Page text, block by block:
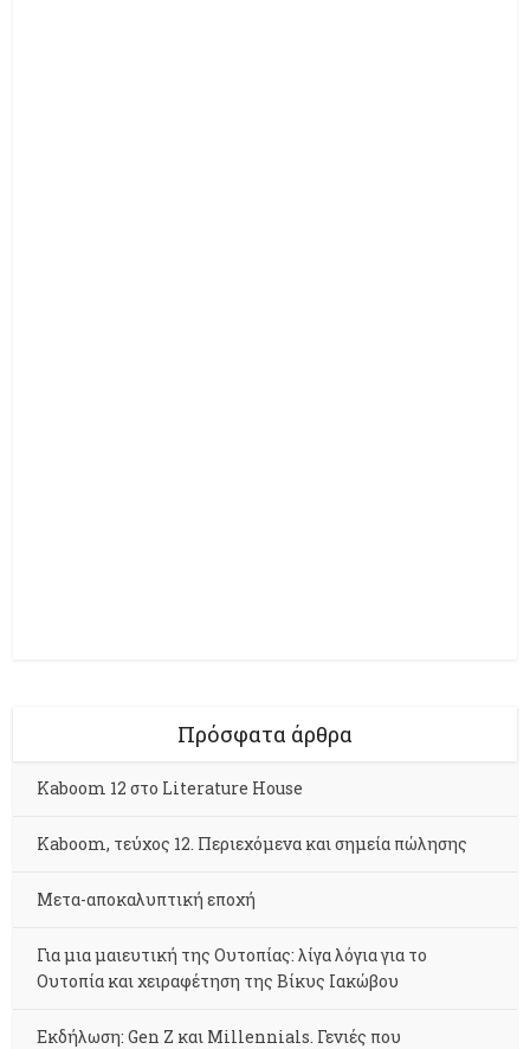
Πρόσφατα άρθρα
Kaboom 12 στο Literature House
Kaboom, τεύχος 12. Περιεχόμενα και σημεία πώλησης
Μετα-αποκαλυπτική εποχή
Για μια μαιευτική της Ουτοπίας: λίγα λόγια για το
Ουτοπία και χειραφέτηση της Βίκυς Ιακώβου
Εκδήλωση: Gen Z και Millennials. Γενιές που